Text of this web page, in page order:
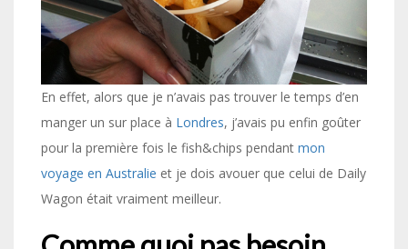
En effet, alors que je n’avais pas trouver le temps d’en
manger un sur place à Londres, j’avais pu enfin goûter
pour la première fois le fish&chips pendant mon
voyage en Australie et je dois avouer que celui de Daily
Wagon était vraiment meilleur.